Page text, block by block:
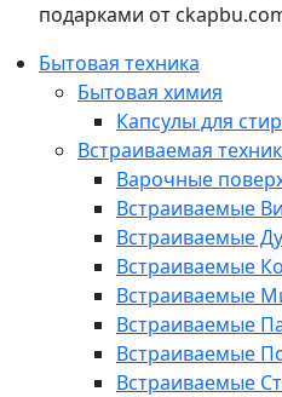
подарками от
Бытовая техника
Бытовая химия
Капсулы для
Встраиваемая
Варочные
Встраиваемые
Встраиваемые
Встраиваемые
Встраиваемые
Встраиваемые
Встраиваемые
Встраиваемые